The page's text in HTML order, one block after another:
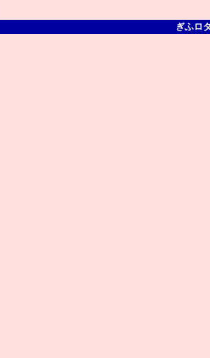
ぎふロ